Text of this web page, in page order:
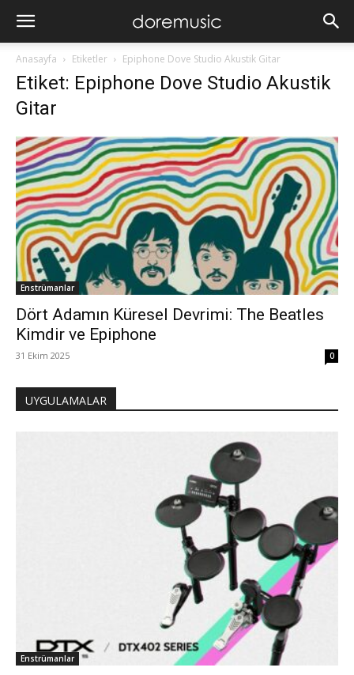
Anasayfa Etiketler Epiphone Dove Studio Akustik Gitar
Etiket: Epiphone Dove Studio Akustik
Gitar
Enstrümanlar
Dört Adamın Küresel Devrimi: The Beatles
Kimdir ve Epiphone
31 Ekim 2025 0
UYGULAMALAR
Enstrümanlar